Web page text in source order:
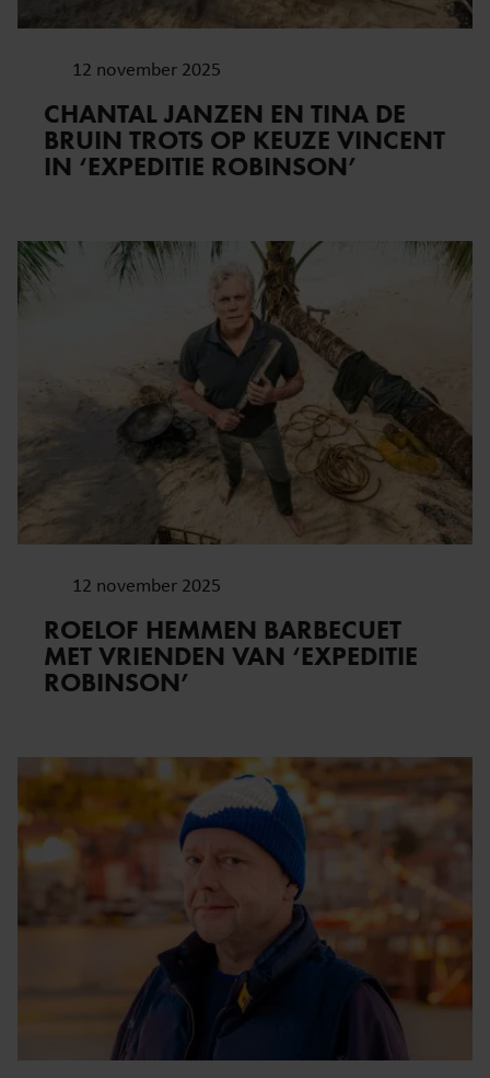
12 november 2025
CHANTAL JANZEN EN TINA DE
BRUIN TROTS OP KEUZE VINCENT
IN ‘EXPEDITIE ROBINSON’
12 november 2025
ROELOF HEMMEN BARBECUET
MET VRIENDEN VAN ‘EXPEDITIE
ROBINSON’